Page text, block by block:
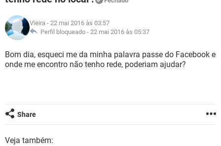
GUIA DE COMPRAS
GUIA DE COMPRAS
CELULAR FACEBOOK
OUTLOOK
INSTAGRAM
GUIA DE COMPRAS
CELULAR FACEBOOK
INSTAGRAM GMAIL
GLOSSÁRIO
JOGOS
CELULAR FACEBOOK
Vieira - 22 mai 2016 às 03:57
Perfil bloqueado - 22 mai 2016 às 05:37
Bom dia, esqueci me da minha palavra passe do Facebook e
onde me encontro não tenho rede, poderiam ajudar?
Share
Veja também: